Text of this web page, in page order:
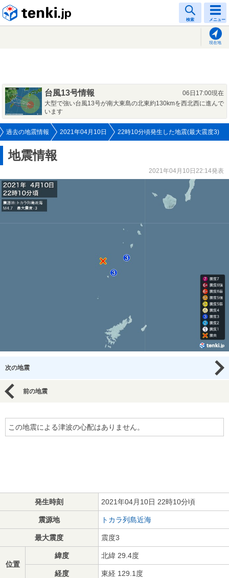
検索 メニュー
現在地
台風13号情報
06日17:00現在
大型で強い台風13号が南大東島の北東約130kmを西北西に進んで
います
過去の地震情報 2021年04月10日 22時10分頃発生した地震(最大震度3)
地震情報
2021年04月10日22:14発表
次の地震
前の地震
この地震による津波の心配はありません。
発生時刻 2021年04月10日 22時10分頃
震源地 トカラ列島近海
最大震度 震度3
位置
緯度 北緯 29.4度
経度 東経 129.1度